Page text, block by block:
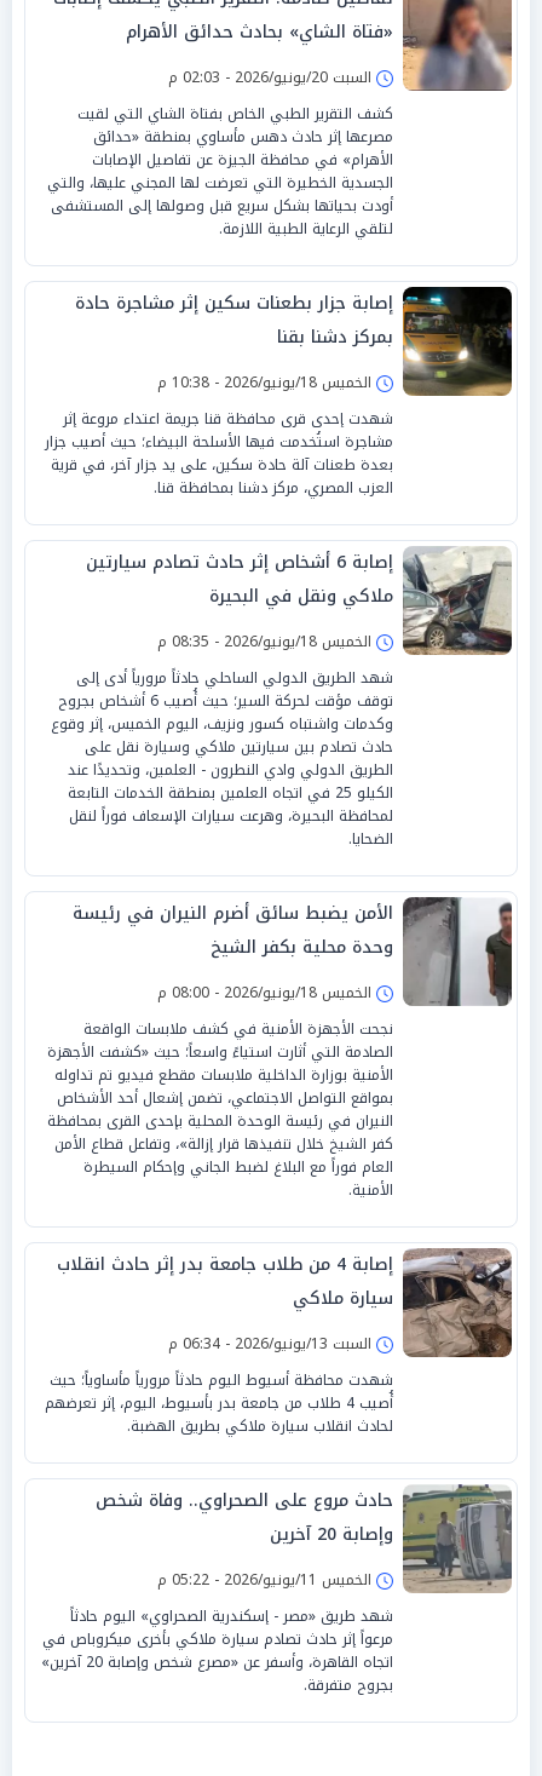
«فتاة الشاي» بحادث حدائق الأهرام
السبت 20/يونيو/2026 - 02:03 م
كشف التقرير الطبي الخاص بفتاة الشاي التي لقيت
مصرعها إثر حادث دهس مأساوي بمنطقة «حدائق
الأهرام» في محافظة الجيزة عن تفاصيل الإصابات
الجسدية الخطيرة التي تعرضت لها المجني عليها، والتي
أودت بحياتها بشكل سريع قبل وصولها إلى المستشفى
لتلقي الرعاية الطبية اللازمة.
إصابة جزار بطعنات سكين إثر مشاجرة حادة
بمركز دشنا بقنا
الخميس 18/يونيو/2026 - 10:38 م
شهدت إحدى قرى محافظة قنا جريمة اعتداء مروعة إثر
مشاجرة استُخدمت فيها الأسلحة البيضاء؛ حيث أصيب جزار
بعدة طعنات آلة حادة سكين، على يد جزار آخر، في قرية
العزب المصري، مركز دشنا بمحافظة قنا.
إصابة 6 أشخاص إثر حادث تصادم سيارتين
ملاكي ونقل في البحيرة
الخميس 18/يونيو/2026 - 08:35 م
شهد الطريق الدولي الساحلي حادثاً مرورياً أدى إلى
توقف مؤقت لحركة السير؛ حيث أُصيب 6 أشخاص بجروح
وكدمات واشتباه كسور ونزيف، اليوم الخميس، إثر وقوع
حادث تصادم بين سيارتين ملاكي وسيارة نقل على
الطريق الدولي وادي النطرون - العلمين، وتحديدًا عند
الكيلو 25 في اتجاه العلمين بمنطقة الخدمات التابعة
لمحافظة البحيرة، وهرعت سيارات الإسعاف فوراً لنقل
الضحايا.
الأمن يضبط سائق أضرم النيران في رئيسة
وحدة محلية بكفر الشيخ
الخميس 18/يونيو/2026 - 08:00 م
نجحت الأجهزة الأمنية في كشف ملابسات الواقعة
الصادمة التي أثارت استياءً واسعاً؛ حيث «كشفت الأجهزة
الأمنية بوزارة الداخلية ملابسات مقطع فيديو تم تداوله
بمواقع التواصل الاجتماعي، تضمن إشعال أحد الأشخاص
النيران في رئيسة الوحدة المحلية بإحدى القرى بمحافظة
كفر الشيخ خلال تنفيذها قرار إزالة»، وتفاعل قطاع الأمن
العام فوراً مع البلاغ لضبط الجاني وإحكام السيطرة
الأمنية.
إصابة 4 من طلاب جامعة بدر إثر حادث انقلاب
سيارة ملاكي
السبت 13/يونيو/2026 - 06:34 م
شهدت محافظة أسيوط اليوم حادثاً مرورياً مأساوياً؛ حيث
أُصيب 4 طلاب من جامعة بدر بأسيوط، اليوم، إثر تعرضهم
لحادث انقلاب سيارة ملاكي بطريق الهضبة.
حادث مروع على الصحراوي.. وفاة شخص
وإصابة 20 آخرين
الخميس 11/يونيو/2026 - 05:22 م
شهد طريق «مصر - إسكندرية الصحراوي» اليوم حادثاً
مرعواً إثر حادث تصادم سيارة ملاكي بأخرى ميكروباص في
اتجاه القاهرة، وأسفر عن «مصرع شخص وإصابة 20 آخرين»
بجروح متفرقة.